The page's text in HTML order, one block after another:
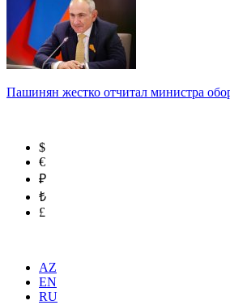
Пашинян жестко отчитал министра
$
€
₽
₺
£
AZ
EN
RU